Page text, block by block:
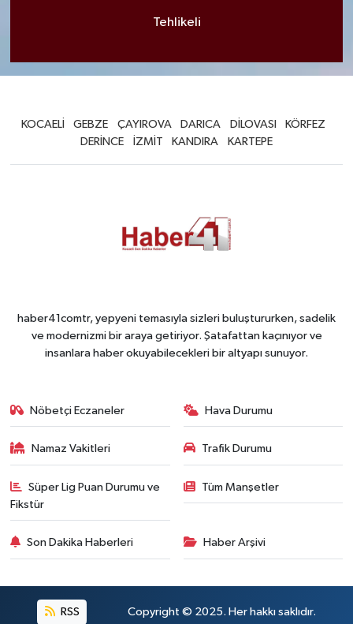
Tehlikeli
KOCAELİ GEBZE ÇAYIROVA DARICA DİLOVASI
KÖRFEZ
DERİNCE
İZMİT KANDIRA KARTEPE
haber41comtr, yepyeni temasıyla sizleri buluştururken, sadelik
ve modernizmi bir araya getiriyor. Şatafattan kaçınıyor ve
insanlara haber okuyabilecekleri bir altyapı sunuyor.
Nöbetçi Eczaneler Hava Durumu
Namaz Vakitleri Trafik Durumu
Süper Lig Puan Durumu ve
Fikstür
Tüm Manşetler
Son Dakika Haberleri Haber Arşivi
RSS Copyright © 2025. Her hakkı saklıdır.